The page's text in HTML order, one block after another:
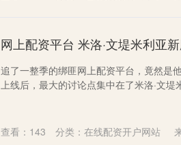
追了一整季的绑匪网上配资平台，竟然是
上线后，最大的讨论点集中在了米洛·文堤
查看： 143 分类： 在线配资开户网站